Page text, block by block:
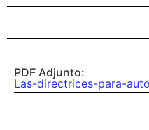
PDF Adjunto:
Las-directrices-para-